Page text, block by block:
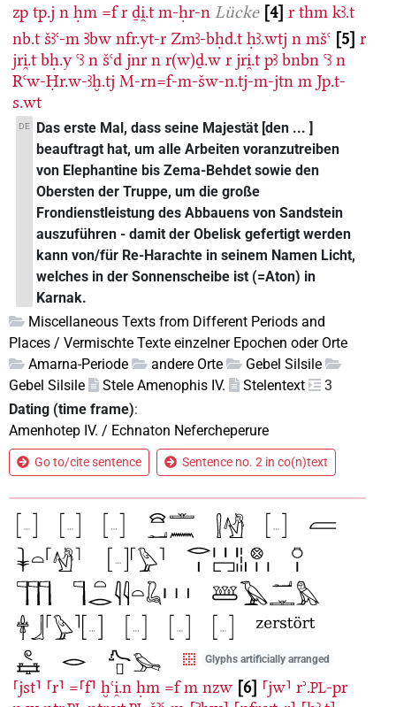
zp tp.j n ḥm =f r ḏi̯.t m-ḥr-n Lücke 4 r thm kꜣ.t
nb.t šꜣꜥ-m Ꜣbw nfr.yt-r Zmꜣ-bḥd.t ḥꜣ.wtj n mšꜥ 5 r
jri̯.t bḥ.y ꜥꜣ n šꜥd jnr n r(w)ḏ.w r jri̯.t pꜣ bnbn ꜥꜣ n
Rꜥw-Ḥr.w-ꜣḫ.tj M-rn=f-m-šw-n.tj-m-jtn m Jp.t-
s.wt
DE
Das erste Mal, dass seine Majestät [den ... ]
beauftragt hat, um alle Arbeiten voranzutreiben
von Elephantine bis Zema-Behdet sowie den
Obersten der Truppe, um die große
Frondienstleistung des Abbauens von Sandstein
auszuführen - damit der Obelisk gefertigt werden
kann von/für Re-Harachte in seinem Namen Licht,
welches in der Sonnenscheibe ist (=Aton) in
Karnak.
Miscellaneous Texts from Different Periods and
Places / Vermischte Texte einzelner Epochen oder Orte
Amarna-Periode
andere Orte
Gebel Silsile
Gebel Silsile
Stele Amenophis IV. Stelentext
3
Dating (time frame):
Amenhotep IV. / Echnaton Nefercheperure
Go to/cite sentence Sentence no. 2 in co(n)text
Glyphs artificially arranged
⸢jst⸣ ⸢r⸣ =⸢f⸣ ḫꜥi̯.n ḥm =f m nzw 6 ⸢jw⸣ rʾ.PL-pr